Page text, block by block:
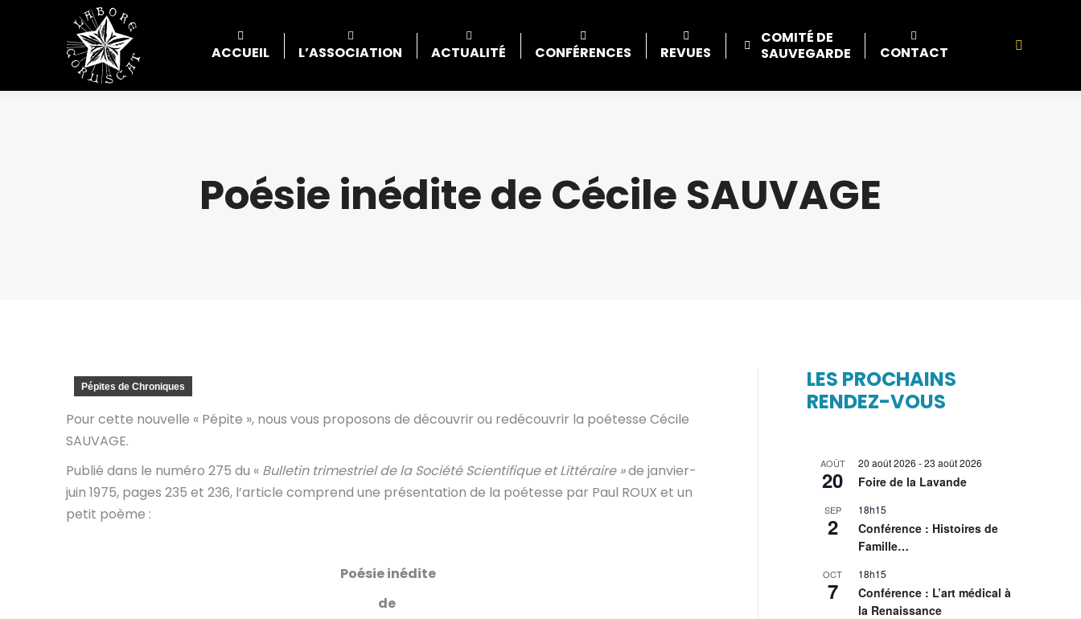
ACCUEIL L’ASSOCIATION ACTUALITÉ CONFÉRENCES REVUES
COMITÉ DE
SAUVEGARDE
CONTACT Search:
Poésie inédite de Cécile SAUVAGE
Pépites de Chroniques
Pour cette nouvelle « Pépite », nous vous proposons de découvrir ou redécouvrir la poétesse Cécile
SAUVAGE.
Publié dans le numéro 275 du « Bulletin trimestriel de la Société Scientifique et Littéraire »de janvier-
juin 1975, pages 235 et 236, l’article comprend une présentation de la poétesse par Paul ROUX et un
petit poème :
Poésie inédite
de
LES PROCHAINS
RENDEZ-VOUS
AOÛT
20
20 août 2026 -23 août 2026
Foire de la Lavande
SEP
2
18h15
Conférence : Histoires de
Famille…
OCT
7
18h15
Conférence : L’art médical à
la Renaissance